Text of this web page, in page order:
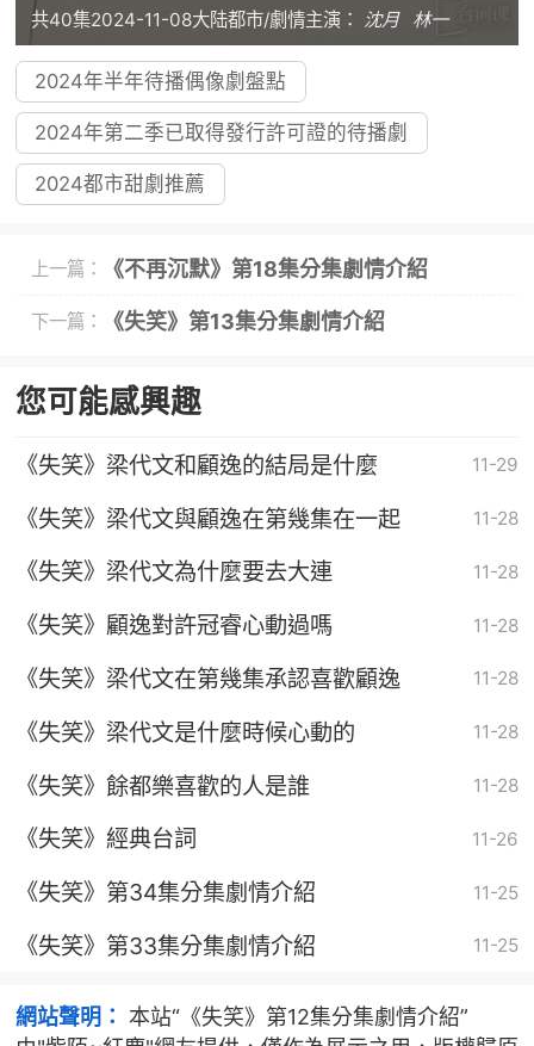
共40集2024-11-08大陆都市/劇情主演： 沈月 林一
2024年半年待播偶像劇盤點
2024年第二季已取得發行許可證的待播劇
2024都市甜劇推薦
上一篇： 《不再沉默》第18集分集劇情介紹
下一篇： 《失笑》第13集分集劇情介紹
您可能感興趣
《失笑》梁代文和顧逸的結局是什麼 11-29
《失笑》梁代文與顧逸在第幾集在一起 11-28
《失笑》梁代文為什麼要去大連 11-28
《失笑》顧逸對許冠睿心動過嗎 11-28
《失笑》梁代文在第幾集承認喜歡顧逸 11-28
《失笑》梁代文是什麼時候心動的 11-28
《失笑》餘都樂喜歡的人是誰 11-28
《失笑》經典台詞 11-26
《失笑》第34集分集劇情介紹 11-25
《失笑》第33集分集劇情介紹 11-25
網站聲明： 本站“《失笑》第12集分集劇情介紹”